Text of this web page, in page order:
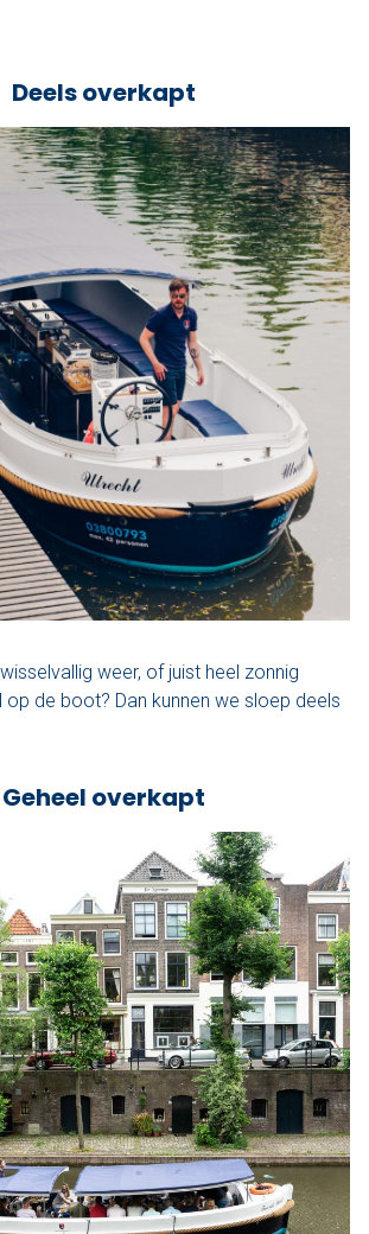
Deels overkapt
weer, of juist heel zonnig
op de boot? Dan kunnen we sloep deels
Geheel overkapt